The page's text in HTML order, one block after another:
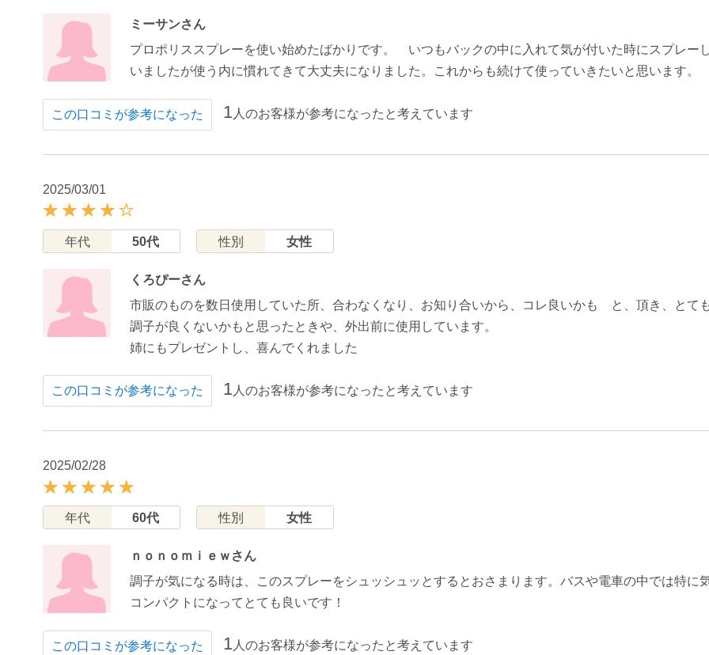
ミーサンさん
プロポリススプレーを使い始めたばかりです。 いつもバックの中に入れて気が付いた時にスプレー
いましたが使う内に慣れてきて大丈夫になりました。これからも続けて使っていきたいと思います。
この口コミが参考になった 1 人のお客様が参考になったと考えています
2025/03/01
年代 50代 性別 女性
くろぴーさん
市販のものを数日使用していた所、合わなくなり、お知り合いから、コレ良いかも と、頂き、とて
調子が良くないかもと思ったときや、外出前に使用しています。
姉にもプレゼントし、喜んでくれました
この口コミが参考になった 1 人のお客様が参考になったと考えています
2025/02/28
年代 60代 性別 女性
ｎｏｎｏｍｉｅｗさん
調子が気になる時は、このスプレーをシュッシュッとするとおさまります。バスや電車の中では特
コンパクトになってとても良いです！
この口コミが参考になった 1人のお客様が参考になったと考えています